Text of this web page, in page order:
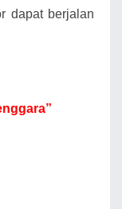
dapat berjalan